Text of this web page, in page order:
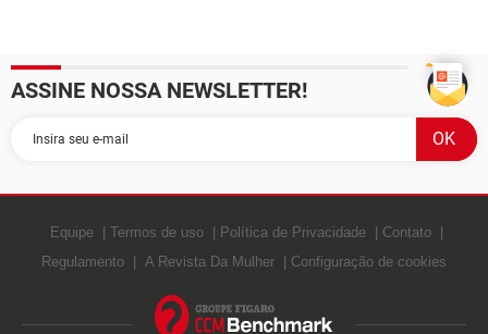
ASSINE NOSSA NEWSLETTER!
Equipe Termos de uso Política de Privacidade
Contato
Regulamento
A Revista Da Mulher Configuração de cookies